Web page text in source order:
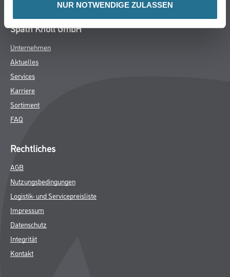
NUR NOTWENDIGE ZULASSEN
Späth Knoll GmbH
Unternehmen
Aktuelles
Services
Karriere
Sortiment
FAQ
Rechtliches
AGB
Nutzungsbedingungen
Logistik- und Servicepreisliste
Impressum
Datenschutz
Integrität
Kontakt